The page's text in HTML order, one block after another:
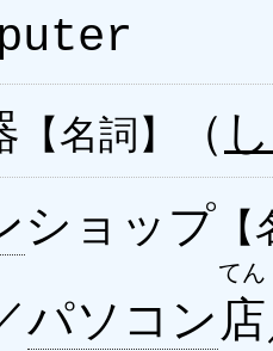
【名詞】 （
ショップ
パソコン店
てん